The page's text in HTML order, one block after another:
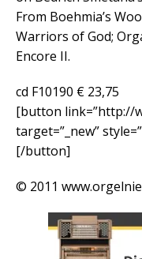
From Boehmia’s
Warriors of God;
Encore II.
cd F10190 € 23,75
[button link=”http://
target=”_new”
[/button]
© 2011